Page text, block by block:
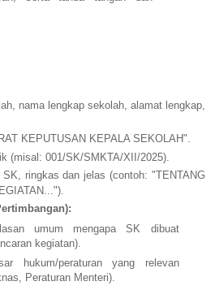
nama lengkap sekolah, alamat lengkap,
KEPUTUSAN KEPALA SEKOLAH".
(misal: 001/SK/SMKTA/XII/2025).
SK, ringkas dan jelas (contoh: "TENTANG
umum mengapa SK dibuat
kegiatan).
hukum/peraturan yang relevan
Peraturan Menteri).